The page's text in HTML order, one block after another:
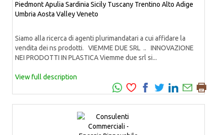
PiedmontApulia Sardinia Sicily Tuscany Trentino Alto Adige
Umbria Aosta ValleyVeneto
Siamo alla ricerca di agenti plurimandatari a cui affidare la
vendita dei ns prodotti. VIEMME DUE SRL .. INNOVAZIONE
NEI PRODOTTI IN PLASTICA Viemme due srl si...
View full description